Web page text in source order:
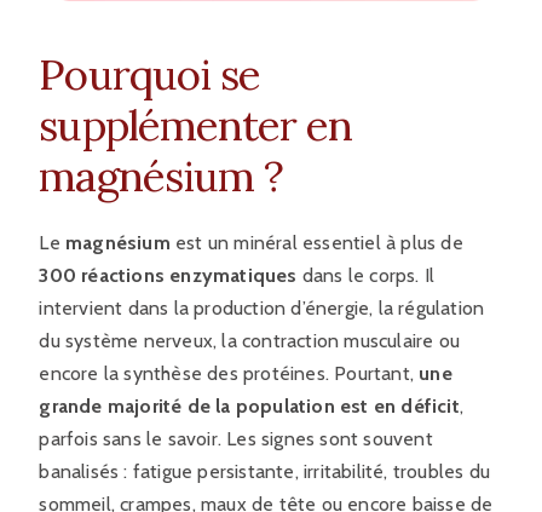
Pourquoi se
supplémenter en
magnésium ?
Le magnésium est un minéral essentiel à plus de
300 réactions enzymatiques dans le corps. Il
intervient dans la production d’énergie, la régulation
du système nerveux, la contraction musculaire ou
encore la synthèse des protéines. Pourtant, une
grande majorité de la population est en déficit,
parfois sans le savoir. Les signes sont souvent
banalisés : fatigue persistante, irritabilité, troubles du
sommeil, crampes, maux de tête ou encore baisse de